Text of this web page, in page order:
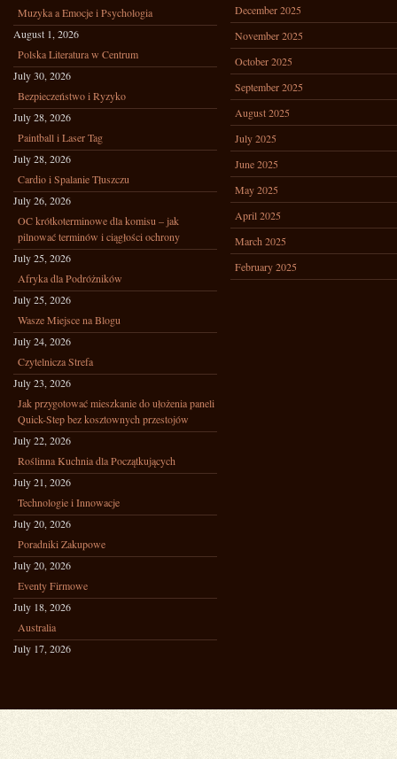
Muzyka a Emocje i Psychologia
August 1, 2026
Polska Literatura w Centrum
July 30, 2026
Bezpieczeństwo i Ryzyko
July 28, 2026
Paintball i Laser Tag
July 28, 2026
Cardio i Spalanie Tłuszczu
July 26, 2026
OC krótkoterminowe dla komisu – jak
pilnować terminów i ciągłości ochrony
July 25, 2026
Afryka dla Podróżników
July 25, 2026
Wasze Miejsce na Blogu
July 24, 2026
Czytelnicza Strefa
July 23, 2026
Jak przygotować mieszkanie do ułożenia paneli
Quick-Step bez kosztownych przestojów
July 22, 2026
Roślinna Kuchnia dla Początkujących
July 21, 2026
Technologie i Innowacje
July 20, 2026
Poradniki Zakupowe
July 20, 2026
Eventy Firmowe
July 18, 2026
Australia
July 17, 2026
December 2025
November 2025
October 2025
September 2025
August 2025
July 2025
June 2025
May 2025
April 2025
March 2025
February 2025